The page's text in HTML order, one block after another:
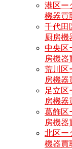
港区ー
機器買
千代田
厨房機
中央区
房機器
荒川区
房機器
足立区
房機器
葛飾区
房機器
北区ー
機器買